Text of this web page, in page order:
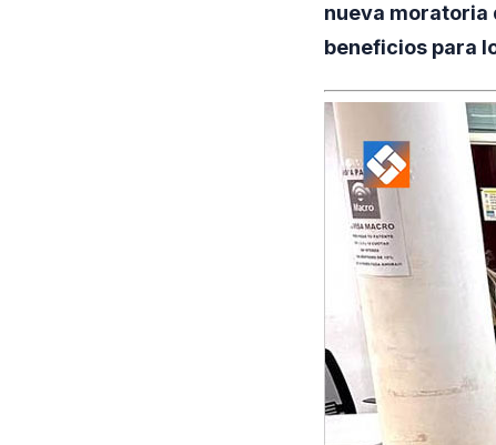
nueva moratoria
beneficios para